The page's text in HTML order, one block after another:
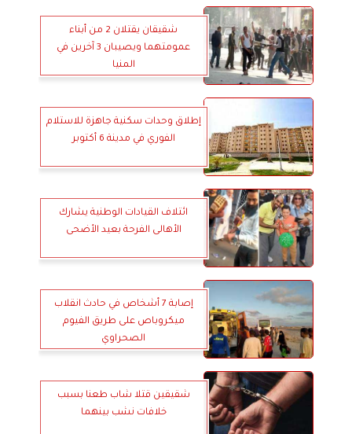
شقيقان يقتلان 2 من أبناء
عمومتهما ويصيبان 3 آخرين في
المنيا
إطلاق وحدات سكنية جاهزة للاستلام
الفوري في مدينة 6 أكتوبر
ائتلاف القيادات الوطنية يشارك
الأهالى الفرحة بعيد الأضحى
إصابة 7 أشخاص في حادث انقلاب
ميكروباص على طريق الفيوم
الصحراوي
شقيقين قتلا شاب طعنا بسبب
خلافات نشب بينهما